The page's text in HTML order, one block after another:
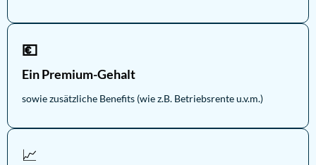
💶
Ein Premium-Gehalt
sowie zusätzliche Benefits (wie z.B. Betriebsrente u.v.m.)
📈